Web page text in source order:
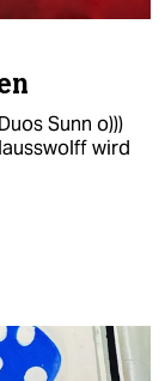
Sunn o)))
wird